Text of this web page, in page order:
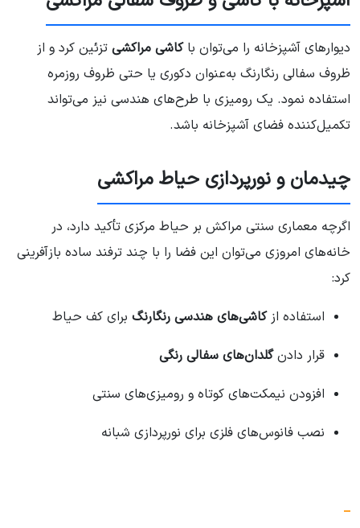
دیوارهای آشپزخانه را می‌توان باکاشی مراکشی تزئین کرد و از
ظروف سفالی رنگارنگ به‌عنوان دکوری یا حتی ظروف روزمره
استفاده نمود. یک رومیزی با طرح‌های هندسی نیز می‌تواند
تکمیل‌کننده فضای آشپزخانه باشد.
چیدمان و نورپردازی حیاط مراکشی
اگرچه معماری سنتی مراکش بر حیاط مرکزی تأکید دارد، در
خانه‌های امروزی می‌توان این فضا را با چند ترفند ساده بازآفرینی
کرد:
استفاده ازکاشی‌های هندسی رنگارنگ برای کف حیاط
قرار دادنگلدان‌های سفالی رنگی
افزودن نیمکت‌های کوتاه و رومیزی‌های سنتی
نصب فانوس‌های فلزی برای نورپردازی شبانه